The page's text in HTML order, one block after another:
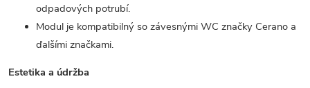
odpadových potrubí.
Modul je kompatibilný so závesnými WC značky Cerano a
ďalšími značkami.
Estetika a údržba